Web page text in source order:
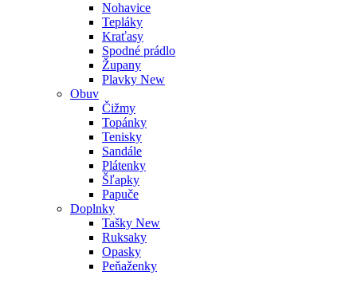
Nohavice
Tepláky
Kraťasy
Spodné prádlo
Župany
Plavky New
Obuv
Čižmy
Topánky
Tenisky
Sandále
Plátenky
Šľapky
Papuče
Doplnky
Tašky New
Ruksaky
Opasky
Peňaženky